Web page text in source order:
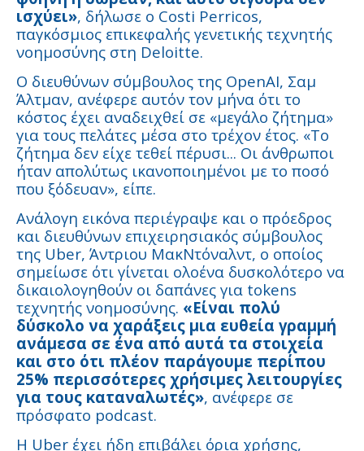
ισχύει», δήλωσε ο Costi Perricos,
παγκόσμιος επικεφαλής γενετικής τεχνητής
νοημοσύνης στη Deloitte.
Ο διευθύνων σύμβουλος της OpenAI, Σαμ
Άλτμαν, ανέφερε αυτόν τον μήνα ότι το
κόστος έχει αναδειχθεί σε «μεγάλο ζήτημα»
για τους πελάτες μέσα στο τρέχον έτος. «Το
ζήτημα δεν είχε τεθεί πέρυσι... Οι άνθρωποι
ήταν απολύτως ικανοποιημένοι με το ποσό
που ξόδευαν», είπε.
Ανάλογη εικόνα περιέγραψε και ο πρόεδρος
και διευθύνων επιχειρησιακός σύμβουλος
της Uber, Άντριου ΜακΝτόναλντ, ο οποίος
σημείωσε ότι γίνεται ολοένα δυσκολότερο να
δικαιολογηθούν οι δαπάνες για tokens
τεχνητής νοημοσύνης. «Είναι πολύ
δύσκολο να χαράξεις μια ευθεία γραμμή
ανάμεσα σε ένα από αυτά τα στοιχεία
και στο ότι πλέον παράγουμε περίπου
25% περισσότερες χρήσιμες λειτουργίες
για τους καταναλωτές», ανέφερε σε
πρόσφατο podcast.
Η Uber έχει ήδη επιβάλει όρια χρήσης,